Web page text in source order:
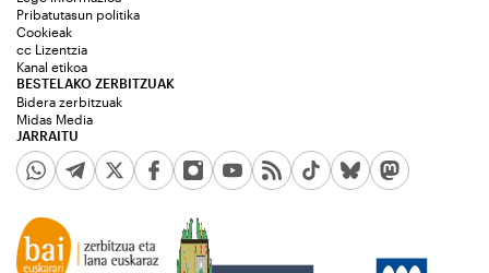
JARRAITU
Pribatutasun politika
Cookieak
cc Lizentzia
Kanal etikoa
BESTELAKO ZERBITZUAK
Bidera zerbitzuak
Midas Media